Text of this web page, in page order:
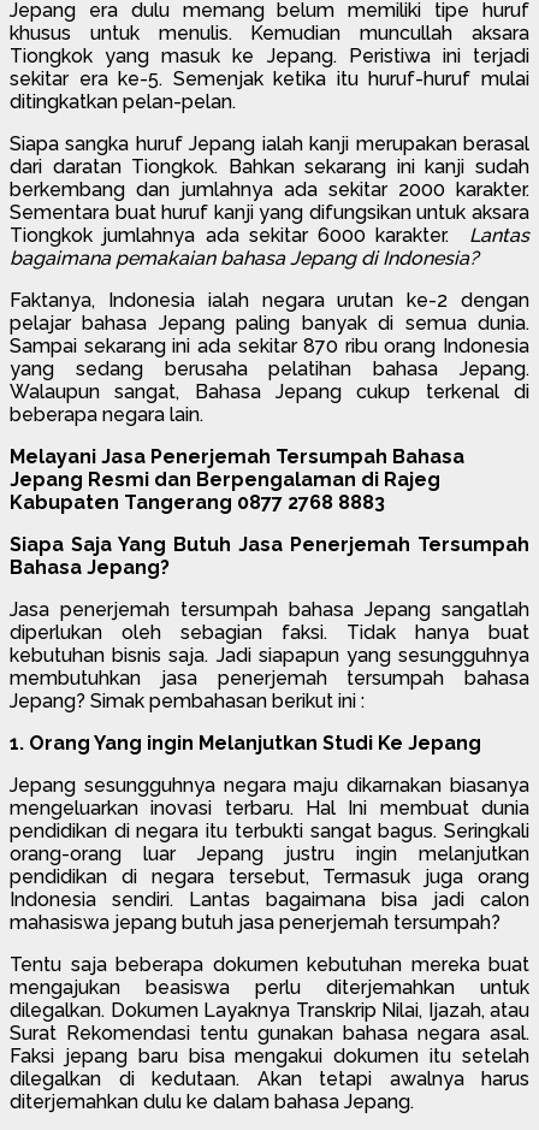
Jepang era dulu memang belum memiliki tipe huruf
khusus untuk menulis. Kemudian muncullah aksara
Tiongkok yang masuk ke Jepang. Peristiwa ini terjadi
sekitar era ke-5. Semenjak ketika itu huruf-huruf mulai
ditingkatkan pelan-pelan.
Siapa sangka huruf Jepang ialah kanji merupakan berasal
dari daratan Tiongkok. Bahkan sekarang ini kanji sudah
berkembang dan jumlahnya ada sekitar 2000 karakter.
Sementara buat huruf kanji yang difungsikan untuk aksara
Tiongkok jumlahnya ada sekitar 6000 karakter. Lantas
bagaimana pemakaian bahasa Jepang di Indonesia?
Faktanya, Indonesia ialah negara urutan ke-2 dengan
pelajar bahasa Jepang paling banyak di semua dunia.
Sampai sekarang ini ada sekitar 870 ribu orang Indonesia
yang sedang berusaha pelatihan bahasa Jepang.
Walaupun sangat, Bahasa Jepang cukup terkenal di
beberapa negara lain.
Melayani Jasa Penerjemah Tersumpah Bahasa
Jepang Resmi dan Berpengalaman di Rajeg
Kabupaten Tangerang 0877 2768 8883
Siapa Saja Yang Butuh Jasa Penerjemah Tersumpah
Bahasa Jepang?
Jasa penerjemah tersumpah bahasa Jepang sangatlah
diperlukan oleh sebagian faksi. Tidak hanya buat
kebutuhan bisnis saja. Jadi siapapun yang sesungguhnya
membutuhkan jasa penerjemah tersumpah bahasa
Jepang? Simak pembahasan berikut ini :
1. Orang Yang ingin Melanjutkan Studi Ke Jepang
Jepang sesungguhnya negara maju dikarnakan biasanya
mengeluarkan inovasi terbaru. Hal Ini membuat dunia
pendidikan di negara itu terbukti sangat bagus. Seringkali
orang-orang luar Jepang justru ingin melanjutkan
pendidikan di negara tersebut, Termasuk juga orang
Indonesia sendiri. Lantas bagaimana bisa jadi calon
mahasiswa jepang butuh jasa penerjemah tersumpah?
Tentu saja beberapa dokumen kebutuhan mereka buat
mengajukan beasiswa perlu diterjemahkan untuk
dilegalkan. Dokumen Layaknya Transkrip Nilai, Ijazah, atau
Surat Rekomendasi tentu gunakan bahasa negara asal.
Faksi jepang baru bisa mengakui dokumen itu setelah
dilegalkan di kedutaan. Akan tetapi awalnya harus
diterjemahkan dulu ke dalam bahasa Jepang.